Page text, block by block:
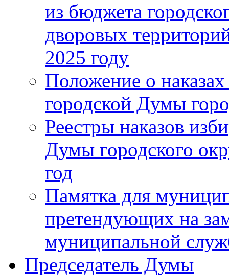
из бюджета
дворовых
2025 году
Положение о
городской Думы
Реестры наказов
Думы городского
год
Памятка для
претендующих на
муниципальной
Председатель Думы